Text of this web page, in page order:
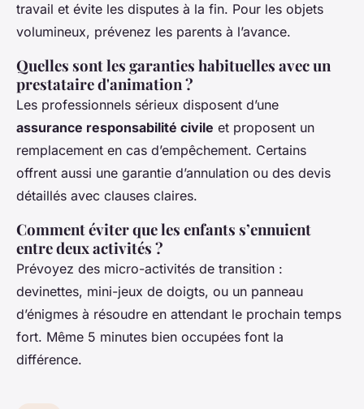
travail et évite les disputes à la fin. Pour les objets
volumineux, prévenez les parents à l’avance.
Quelles sont les garanties habituelles avec un
prestataire d'animation ?
Les professionnels sérieux disposent d’une
assurance responsabilité civile et proposent un
remplacement en cas d’empêchement. Certains
offrent aussi une garantie d’annulation ou des devis
détaillés avec clauses claires.
Comment éviter que les enfants s’ennuient
entre deux activités ?
Prévoyez des micro-activités de transition :
devinettes, mini-jeux de doigts, ou un panneau
d’énigmes à résoudre en attendant le prochain temps
fort. Même 5 minutes bien occupées font la
différence.